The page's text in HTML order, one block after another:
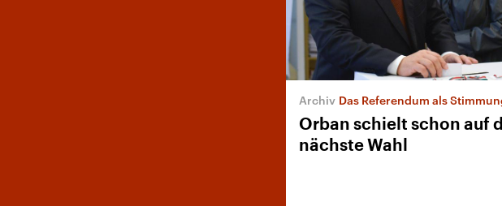
Das Referendum als
Orban schielt schon auf
nächste Wahl